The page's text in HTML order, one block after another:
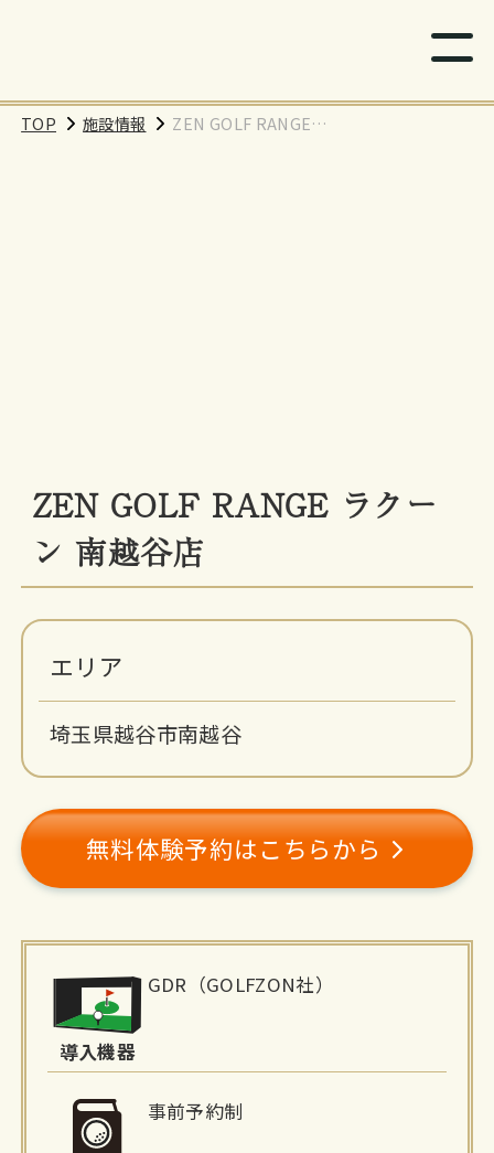
TOP 施設情報
ZEN GOLF RANGE
ZEN GOLF RANGE ラクー
ン 南越谷店
エリア
埼玉県越谷市南越谷
無料体験予約はこちらから
導入機器
GDR（GOLFZON社）
事前予約制